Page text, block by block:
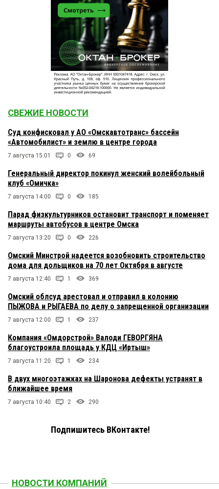
СВЕЖИЕ НОВОСТИ
Суд конфисковал у АО «Омскавтотранс» бассейн
«Автомобилист» и землю в центре города
7 августа 15:01 0 69
Генеральный директор покинул женский волейбольный
клуб «Омичка»
7 августа 14:00 0 185
Парад физкультурников остановит транспорт и поменяет
маршруты автобусов в центре Омска
7 августа 13:20 0 226
Омский Минстрой надеется возобновить строительство
дома для дольщиков на 70 лет Октября в августе
7 августа 12:40 1 369
Омский облсуд арестовал и отправил в колонию
ПЫЖОВА и РЫГАЕВА по делу о запрещенной организации
7 августа 12:00 1 237
Компания «Омдорстрой» Валоди ГЕВОРГЯНА
благоустроила площадь у КДЦ «Иртыш»
7 августа 11:20 1 234
В двух многоэтажках на Шаронова дефекты устранят в
ближайшее время
7 августа 10:40 2 290
Подпишитесь ВКонтакте!
НОВОСТИ КОМПАНИЙ